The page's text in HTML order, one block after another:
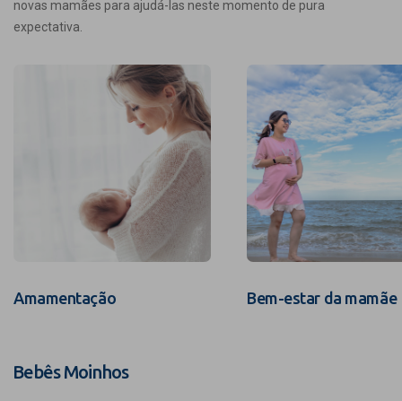
novas mamães para ajudá-las neste momento de pura
expectativa.
Amamentação Bem-estar da mamãe
Bebês Moinhos